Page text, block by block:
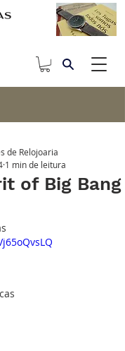
of Big Bang
de Relojoaria
1 min de leitura
de 5 estrelas.